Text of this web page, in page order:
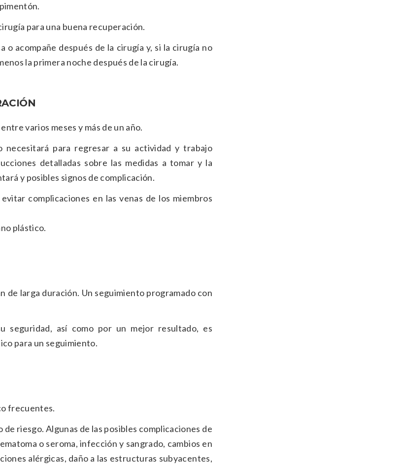
para una buena recuperación.
o acompañe después de la cirugía y, si la cirugía no
la primera noche después de la cirugía.
varios meses y más de un año.
para regresar a su actividad y trabajo
detalladas sobre las medidas a tomar y la
y posibles signos de complicación.
complicaciones en las venas de los miembros
plástico.
de larga duración. Un seguimiento programado con
seguridad, así como por un mejor resultado, es
para un seguimiento.
frecuentes.
riesgo. Algunas de las posibles complicaciones de
o seroma, infección y sangrado, cambios en
alérgicas, daño a las estructuras subyacentes,